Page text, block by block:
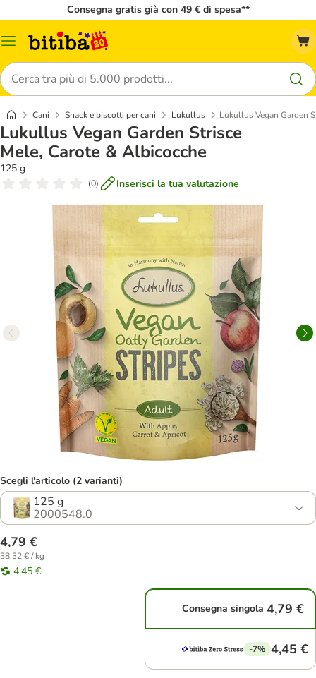
Consegna gratis già con 49 € di spesa**
Overview
Cerca
Cani Snack e biscotti per cani Lukullus Lukullus Vegan Garden
Lukullus Vegan Garden Strisce
Mele, Carote & Albicocche
125 g
(0) Inserisci la tua valutazione
Scegli l'articolo (2 varianti)
125 g
2000548.0
4,79 €
38,32 € / kg
4,45 €
Consegna singola 4,79 €
-7% 4,45 €